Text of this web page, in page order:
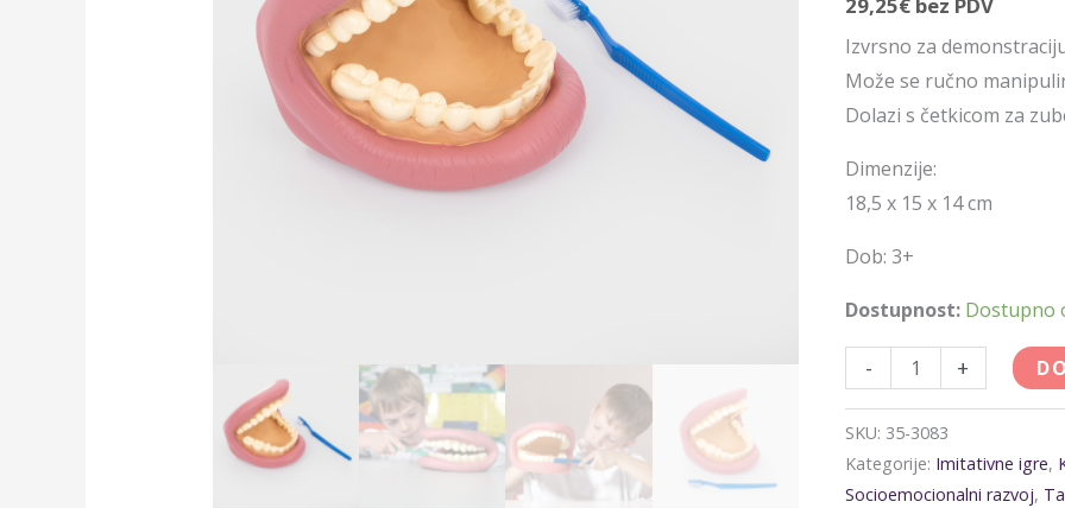
29,25€ bez PDV
Izvrsno za
Može se ručno
Dolazi s četkicom za
Dimenzije:
18,5 x 15 x 14 cm
Dob: 3+
Dostupnost: Dostupno
- +
SKU: 35-3083
Kategorije: Imitativne igre,
Socioemocionalni razvoj,